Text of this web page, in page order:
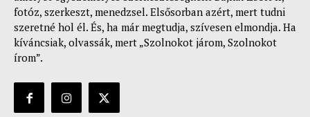
fotóz, szerkeszt, menedzsel. Elsősorban azért, mert tudni
szeretné hol él. És, ha már megtudja, szívesen elmondja. Ha
kíváncsiak, olvassák, mert „Szolnokot járom, Szolnokot
írom”.